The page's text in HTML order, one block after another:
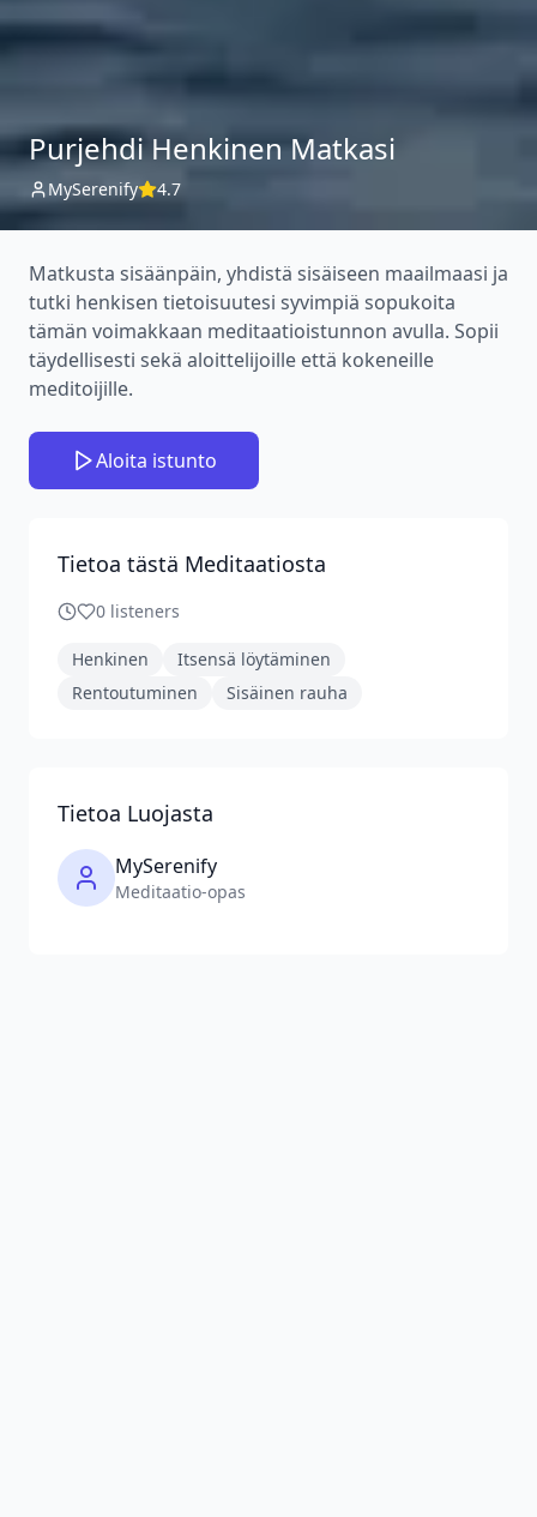
Purjehdi Henkinen Matkasi
MySerenify 4.7
Matkusta sisäänpäin, yhdistä sisäiseen maailmaasi ja
tutki henkisen tietoisuutesi syvimpiä sopukoita
tämän voimakkaan meditaatioistunnon avulla. Sopii
täydellisesti sekä aloittelijoille että kokeneille
meditoijille.
Aloita istunto
Tietoa tästä Meditaatiosta
0 listeners
Henkinen
Itsensä löytäminen
Rentoutuminen
Sisäinen rauha
Tietoa Luojasta
MySerenify
Meditaatio-opas